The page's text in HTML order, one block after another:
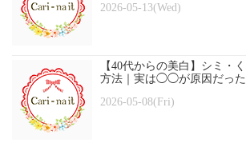
2026-05-13(Wed)
【40代からの美白】シミ・
方法｜実は◯◯が原因だった
2026-05-08(Fri)